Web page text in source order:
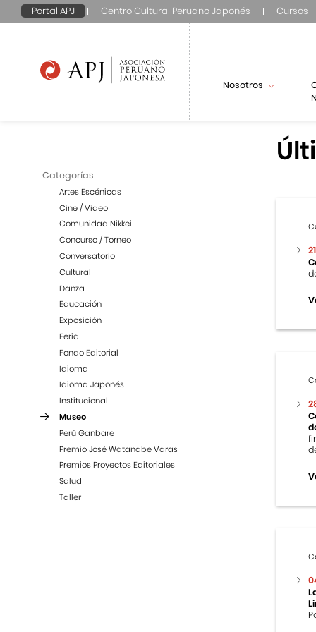
Portal APJ Centro Cultural Peruano Japonés Cursos
Nosotros
Categorías
Artes Escénicas
Cine / Video
Comunidad Nikkei
Concurso / Torneo
Conversatorio
Cultural
Danza
Educación
Exposición
Feria
Fondo Editorial
Idioma
Idioma Japonés
Institucional
Museo
Perú Ganbare
Premio José Watanabe Varas
Premios Proyectos Editoriales
Salud
Taller